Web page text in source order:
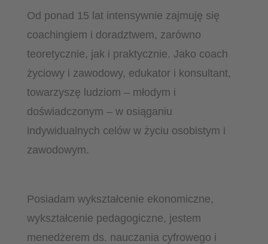
Od ponad 15 lat intensywnie zajmuję się
coachingiem i doradztwem, zarówno
teoretycznie, jak i praktycznie. Jako coach
życiowy i zawodowy, edukator i konsultant,
towarzyszę ludziom – młodym i
doświadczonym – w osiąganiu
indywidualnych celów w życiu osobistym i
zawodowym.
Posiadam wykształcenie ekonomiczne,
wykształcenie pedagogiczne, jestem
menedżerem ds. nauczania cyfrowego i